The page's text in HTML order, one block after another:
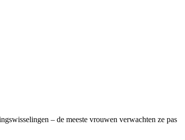
– de meeste vrouwen verwachten ze pas